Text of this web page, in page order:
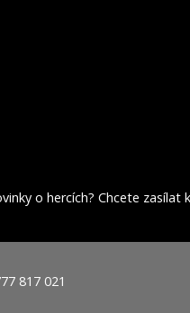
o hercích? Chcete zasílat
817 021